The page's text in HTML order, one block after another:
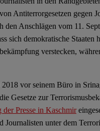
Antiterrorgesetzen gegen
den Anschlägen vom 11.
sich demokratische Staaten
verstecken,
vor seinem Büro in
Gesetze zur
Presse in Kaschmir
Journalisten unter dem